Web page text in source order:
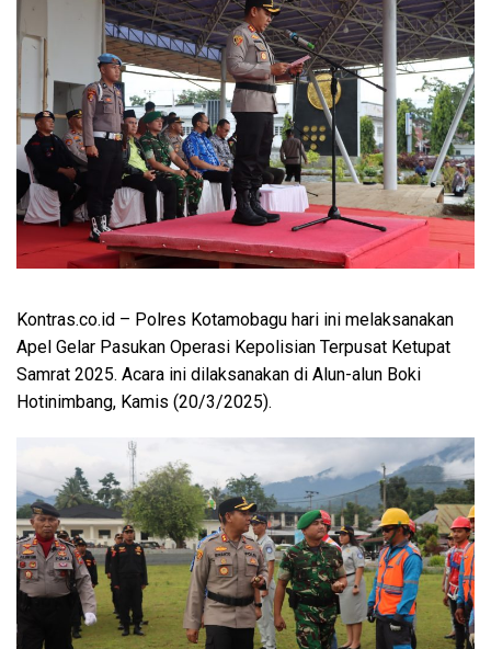
Kontras.co.id – Polres Kotamobagu hari ini melaksanakan
Apel Gelar Pasukan Operasi Kepolisian Terpusat Ketupat
Samrat 2025. Acara ini dilaksanakan di Alun-alun Boki
Hotinimbang, Kamis (20/3/2025).